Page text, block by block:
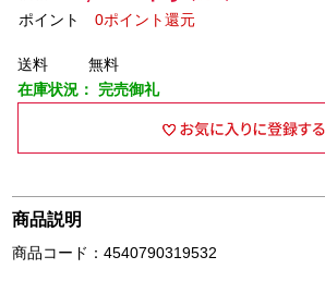
ポイント
0ポイント還元
送料
無料
在庫状況： 完売御礼
商品説明
商品コード：4540790319532